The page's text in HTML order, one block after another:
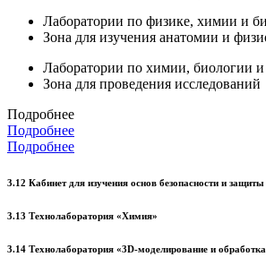
Лаборатории по физике, химии и
Зона для изучения анатомии и
Лаборатории по химии, биологии
Зона для проведения исследований
Подробнее
Подробнее
Подробнее
3.12 Кабинет для изучения основ безопасности и
3.13 Технолаборатория «Химия»
3.14 Технолаборатория «3D-моделирование и